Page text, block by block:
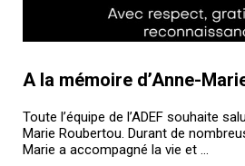
A la mémoire d’Anne-
Toute l’équipe de l’ADEF souhaite
Marie Roubertou. Durant de
Marie a accompagné la vie et ...